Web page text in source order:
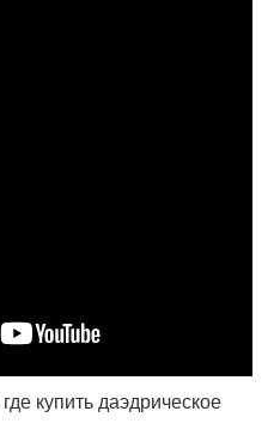
купить даэдрическое